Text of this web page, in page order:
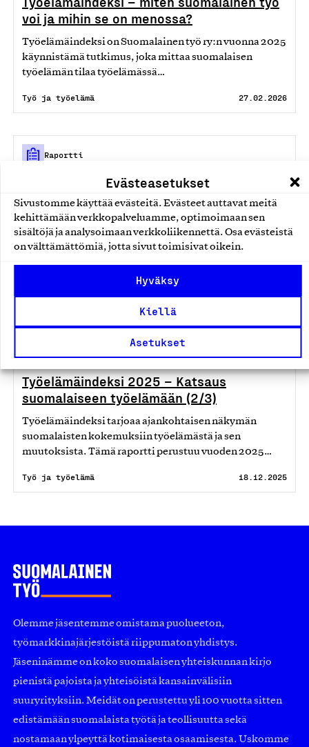
Evästeasetukset
Sivustomme käyttää evästeitä. Evästeet auttavat meitä
kehittämään verkkopalveluamme, optimoimaan sen
sisältöjä ja analysoimaan verkkoliikennettä. Osa evästeistä
on välttämättömiä, jotta sivut toimisivat oikein.
Hyväksy
Kiellä
Asetukset
voi ja mihin se on menossa?
Työelämäindeksi on Suomalainen työ ry:n vuonna 2025
käynnistämä tutkimus, joka mittaa suomalaisen
työelämän tilaa työelämässä…
Työ ja työelämä 27.02.2026
Raportti
Työelämäindeksi 2025 – Sivutyöt,
osaamisen kehitys ja toimeentulon
näkymät (3/3)
Työelämäindeksin kolmas kyselykokonaisuus syventää
kuvaa suomalaisen työelämän tilasta vuoden 2025
Työelämäindeksi 2025 – Katsaus
suomalaiseen työelämään (2/3)
Työelämäindeksi tarjoaa ajankohtaisen näkymän
suomalaisten kokemuksiin työelämästä ja sen
muutoksista. Tämä raportti perustuu vuoden 2025…
Työ ja työelämä 18.12.2025
Olemme jäsentemme omistama puolueeton,
työmarkkinajärjestöistä riippumaton yhdistys.
Jäseninämme on koko suomalaisen yhteiskunnan kirjo
pienistä pajoista ja yhteisöistä kansainvälisiin
suuryrityksiin. Meidät on perustettu yli 100 vuotta sitten
edistämään suomalaista työtä ja teollisuutta sekä
nostamaan ylpeyttä kotimaisesta osaamisesta. Uskomme